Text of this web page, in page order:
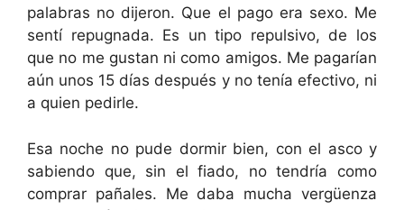
palabras no dijeron. Que el pago era sexo. Me
sentí repugnada. Es un tipo repulsivo, de los
que no me gustan ni como amigos. Me pagarían
aún unos 15 días después y no tenía efectivo, ni
a quien pedirle.
Esa noche no pude dormir bien, con el asco y
sabiendo que, sin el fiado, no tendría como
comprar pañales. Me daba mucha vergüenza